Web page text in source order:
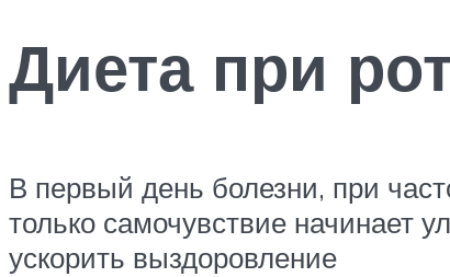
Диета при
В первый день болезни, при
только самочувствие начинает
ускорить выздоровление